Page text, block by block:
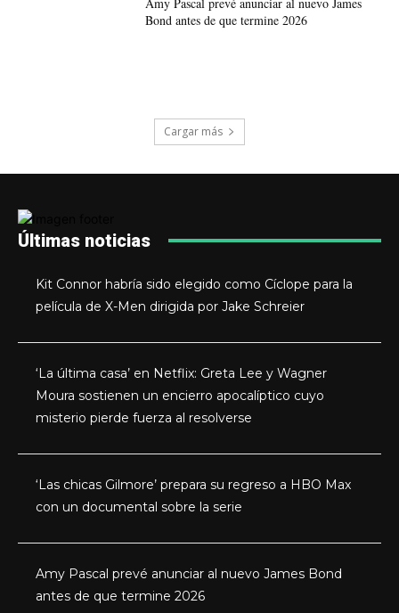
Amy Pascal prevé anunciar al nuevo James
Bond antes de que termine 2026
Cargar más
Últimas noticias
Kit Connor habría sido elegido como Cíclope para la
película de X-Men dirigida por Jake Schreier
‘La última casa’ en Netflix: Greta Lee y Wagner
Moura sostienen un encierro apocalíptico cuyo
misterio pierde fuerza al resolverse
‘Las chicas Gilmore’ prepara su regreso a HBO Max
con un documental sobre la serie
Amy Pascal prevé anunciar al nuevo James Bond
antes de que termine 2026